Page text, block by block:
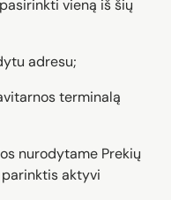
vieną iš šių
adresu;
terminalą
nurodytame Prekių
aktyvi